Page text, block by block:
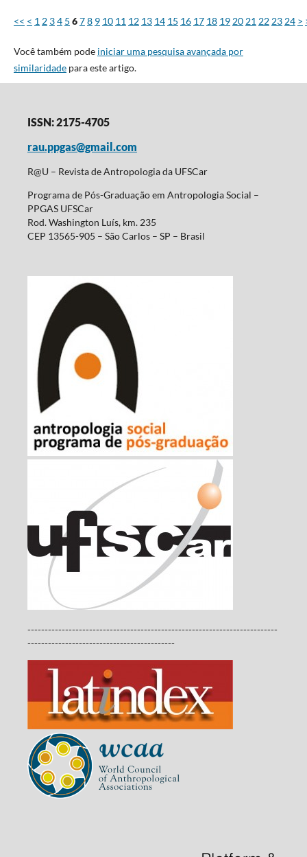
<< < 1 2 34 5 678 9 10 11 12 13 14 15 16 17 18 19 20 21 22 23 24 >
Você também pode iniciar uma pesquisa avançada por
similaridadepara este artigo.
ISSN: 2175-4705
rau.ppgas@gmail.com
R@U – Revista de Antropologia da UFSCar
Programa de Pós-Graduação em Antropologia Social –
PPGAS UFSCar
Rod. Washington Luís, km. 235
CEP 13565-905 – São Carlos – SP – Brasil
-------------------------------------------------------------------------
-------------------------------------------